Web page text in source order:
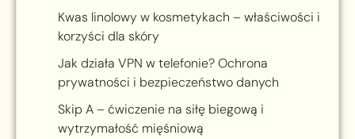
Kwas linolowy w kosmetykach – właściwości i
korzyści dla skóry
Jak działa VPN w telefonie? Ochrona
prywatności i bezpieczeństwo danych
Skip A – ćwiczenie na siłę biegową i
wytrzymałość mięśniową